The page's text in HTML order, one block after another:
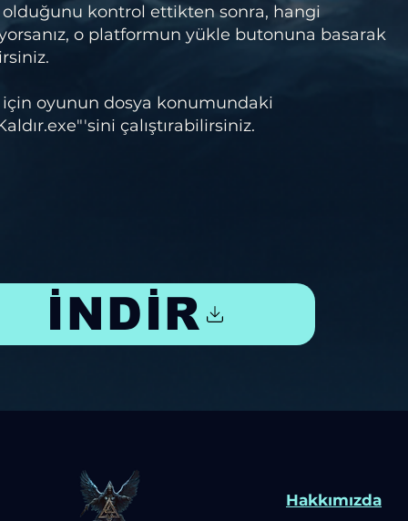
kontrol ettikten sonra, hangi
o platformun yükle butonuna basarak
için oyunun dosya konumundaki
çalıştırabilirsiniz.
İNDİR
Hakkımızda